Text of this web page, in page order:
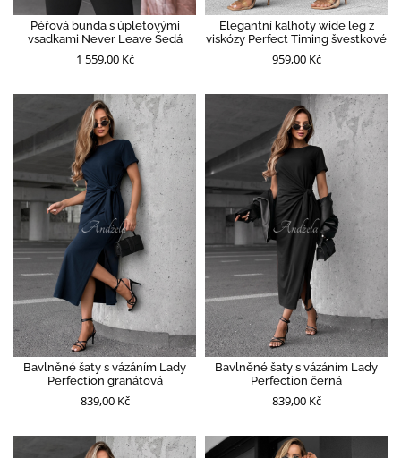
Péřová bunda s úpletovými
vsadkami Never Leave Šedá
1 559,00 Kč
Elegantní kalhoty wide leg z
viskózy Perfect Timing švestkové
959,00 Kč
Bavlněné šaty s vázáním Lady
Perfection granátová
839,00 Kč
Bavlněné šaty s vázáním Lady
Perfection černá
839,00 Kč